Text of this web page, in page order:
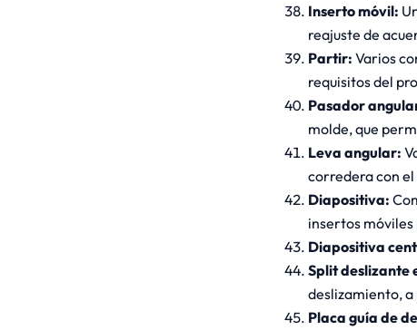
Inserto móvil:
reajuste de
Partir: Varios
requisitos del
Pasador
molde, que
Leva angular:
corredera con
Diapositiva:
insertos
Diapositiva
Split deslizante
deslizamiento, a
Placa guía de